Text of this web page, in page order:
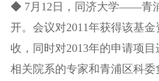
◆ 7月12日，同济大学——青
开。会议对2011年获得该基
收，同时对2013年的申请项
相关院系的专家和青浦区科